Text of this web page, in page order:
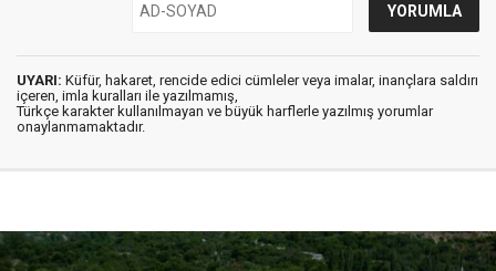
UYARI: Küfür, hakaret, rencide edici cümleler veya imalar, inançlara saldırı
içeren, imla kuralları ile yazılmamış,
Türkçe karakter kullanılmayan ve büyük harflerle yazılmış yorumlar
onaylanmamaktadır.